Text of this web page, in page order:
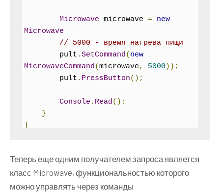
ICommand
public Pult() { }
public void SetCommand (
{
        command
.Execute();
}
Microwave microwave = new
Microwave
// 5000 - время нагрева пищи
        pult
.SetCommand( new
MicrowaveCommand(microwave, 5000 ));
        pult
. PressButton();
Console . Read();
}
}
class Microwave
{
public
void StartCooking
Теперь еще одним получателем запроса является
класс Microwave, функциональностью которого
можно управлять через команды